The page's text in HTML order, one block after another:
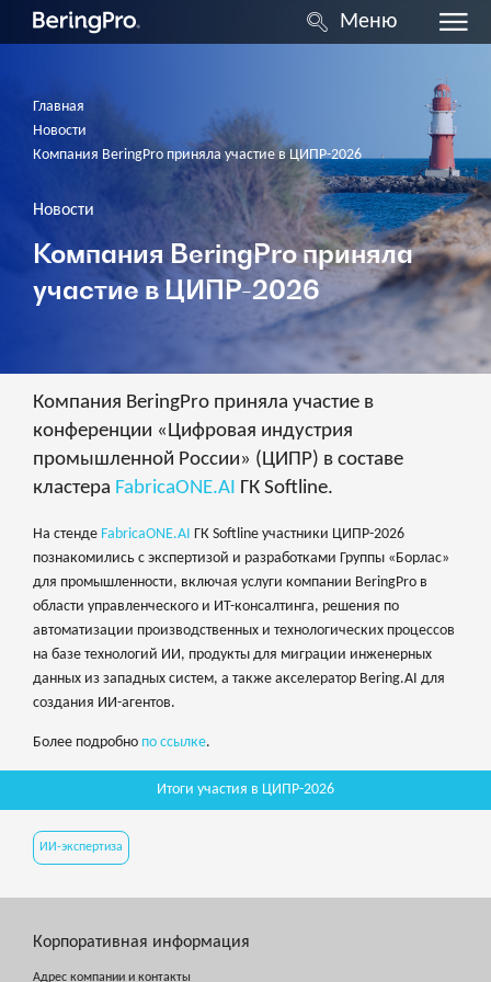
Меню
Главная
Новости
Компания BeringPro приняла участие в ЦИПР-2026
Новости
Компания BeringPro приняла
участие в ЦИПР-2026
Компания BeringPro приняла участие в
конференции «Цифровая индустрия
промышленной России» (ЦИПР) в составе
кластера FabricaONE.AI ГК Softline.
На стенде FabricaONE.AI ГК Softline участники ЦИПР-2026
познакомились с экспертизой и разработками Группы «Борлас»
для промышленности, включая услуги компании BeringPro в
области управленческого и ИТ-консалтинга, решения по
автоматизации производственных и технологических процессов
на базе технологий ИИ, продукты для миграции инженерных
данных из западных систем, а также акселератор Bering.AI для
создания ИИ-агентов.
Более подробно по ссылке.
Итоги участия в ЦИПР-2026
ИИ-экспертиза
Корпоративная информация
Адрес компании и контакты